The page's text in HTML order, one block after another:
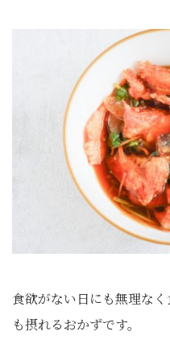
食欲がない日にも無理な
も摂れるおかずです。